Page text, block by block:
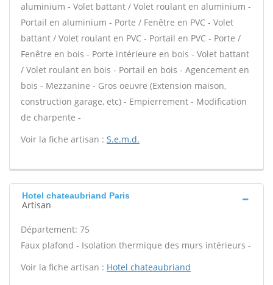
aluminium - Volet battant / Volet roulant en aluminium -
Portail en aluminium - Porte / Fenêtre en PVC - Volet
battant / Volet roulant en PVC - Portail en PVC - Porte /
Fenêtre en bois - Porte intérieure en bois - Volet battant
/ Volet roulant en bois - Portail en bois - Agencement en
bois - Mezzanine - Gros oeuvre (Extension maison,
construction garage, etc) - Empierrement - Modification
de charpente -
Voir la fiche artisan : S.e.m.d.
Hotel chateaubriand Paris
Artisan
Département: 75
Faux plafond - Isolation thermique des murs intérieurs -
Voir la fiche artisan : Hotel chateaubriand